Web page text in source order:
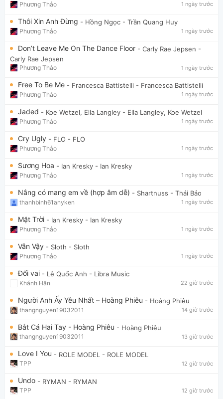
Phương Thảo 1 ngày trước
Thôi Xin Anh Đừng - Hồng Ngọc - Trần Quang Huy
Phương Thảo 1 ngày trước
Don’t Leave Me On The Dance Floor - Carly Rae Jepsen -
Carly Rae Jepsen
Phương Thảo 1 ngày trước
Free To Be Me - Francesca Battistelli - Francesca Battistelli
Phương Thảo 1 ngày trước
Jaded - Koe Wetzel, Ella Langley - Ella Langley, Koe Wetzel
Phương Thảo 1 ngày trước
Cry Ugly - FLO - FLO
Phương Thảo 1 ngày trước
Sương Hoa - Ian Kresky - Ian Kresky
Phương Thảo 1 ngày trước
Nắng có mang em về (hợp âm dễ) - Shartnuss - Thái Bảo
thanhbinh61anyken 1 ngày trước
Mặt Trời - Ian Kresky - Ian Kresky
Phương Thảo 1 ngày trước
Vẫn Vậy - Sloth - Sloth
Phương Thảo 1 ngày trước
Đổi vai - Lê Quốc Anh - Libra Music
Khánh Hân 22 giờ trước
Người Anh Ấy Yêu Nhất – Hoàng Phiêu - Hoàng Phiêu
thangnguyen19032011 14 giờ trước
Bắt Cá Hai Tay - Hoàng Phiêu - Hoàng Phiêu
thangnguyen19032011 13 giờ trước
Love I You - ROLE MODEL - ROLE MODEL
TPP 12 giờ trước
Undo - RYMAN - RYMAN
TPP 12 giờ trước